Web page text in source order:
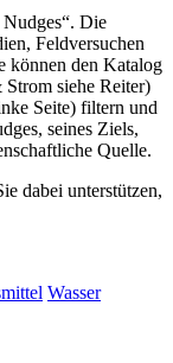
Die
Feldversuchen
können den Katalog
siehe Reiter)
Seite) filtern und
seines Ziels,
Quelle.
dabei unterstützen,
Wasser